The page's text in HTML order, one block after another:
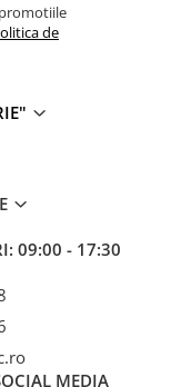
de
09:00 - 17:30
MEDIA